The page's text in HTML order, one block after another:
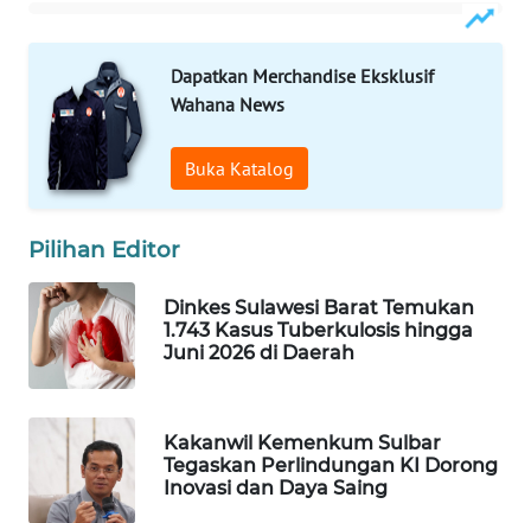
Dapatkan Merchandise Eksklusif
Wahana News
Buka Katalog
Pilihan Editor
Dinkes Sulawesi Barat Temukan
1.743 Kasus Tuberkulosis hingga
Juni 2026 di Daerah
Kakanwil Kemenkum Sulbar
Tegaskan Perlindungan KI Dorong
Inovasi dan Daya Saing
WN
LABUANBAJO
WN
BORNEO
Wahana
Media
Group
WAHANA
NEWS
WAHANA
TANI